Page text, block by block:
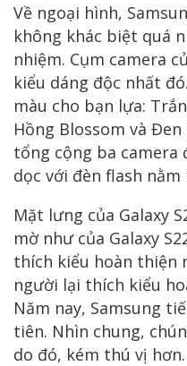
Về ngoại hình,
không khác biệt quá
nhiệm. Cụm camera
kiểu dáng độc nhất
màu cho bạn lựa:
Hồng Blossom và
tổng cộng ba camera
dọc với đèn flash
Mặt lưng của Galaxy
mờ như của Galaxy
thích kiểu hoàn thiện
người lại thích kiểu
Năm nay, Samsung
tiên. Nhìn chung,
do đó, kém thú vị hơn.